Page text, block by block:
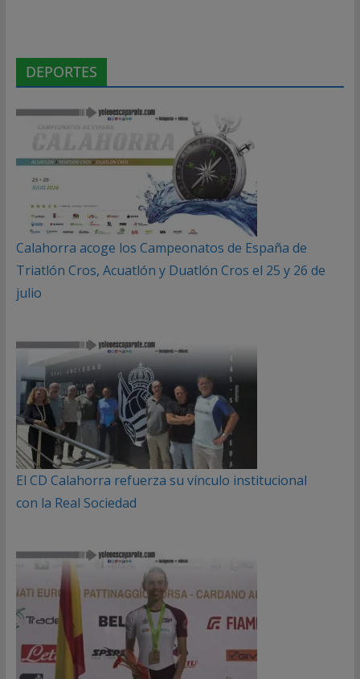
DEPORTES
Calahorra acoge los Campeonatos de España de
Triatlón Cros, Acuatlón y Duatlón Cros el 25 y 26 de
julio
El CD Calahorra refuerza su vínculo institucional
con la Real Sociedad